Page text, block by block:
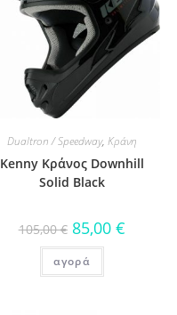
Dualtron / Speedway, Κράνη
Kenny Κράνος Downhill
Solid Black
105,00€ 85,00 €
αγορά